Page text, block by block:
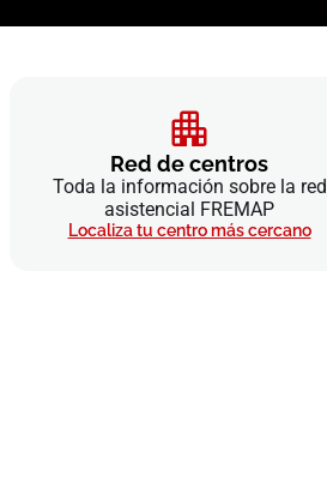
Red de centros
Toda la información sobre la red
asistencial FREMAP
Localiza tu centro más cercano